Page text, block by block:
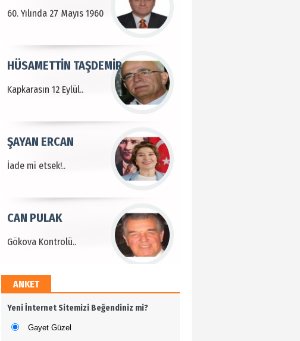
60. Yılında 27 Mayıs 1960
Kapkarasın 12 Eylül..
HÜSAMETTİN TAŞDEMİR
İade mi etsek!..
ŞAYAN ERCAN
Gökova Kontrolü..
CAN PULAK
Değerli Bilim İnsanı Tosun
Terzioğlu'na Saygı..
Dr. MEHMET ÖZDEMİR
ANKET
Yeni İnternet Sitemizi Beğendiniz mi?
Gayet Güzel